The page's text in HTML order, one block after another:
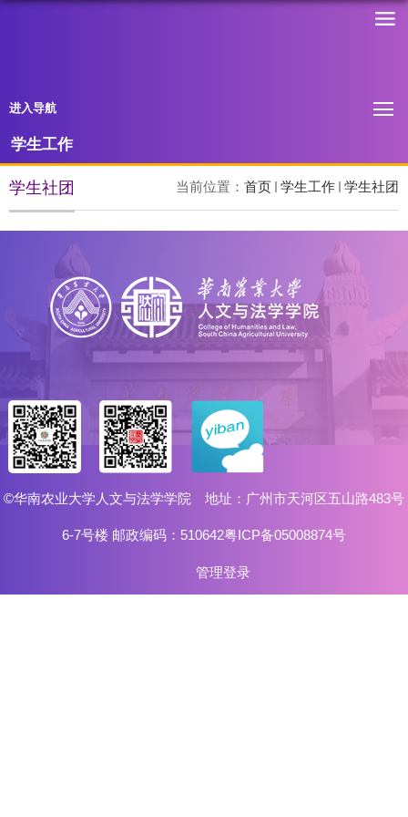
进入导航
学生工作
当前位置： 首页 学生工作 学生社团
学生社团
©华南农业大学人文与法学学院 地址：广州市天河区五山路483号
6-7号楼 邮政编码：510642粤ICP备05008874号
管理登录